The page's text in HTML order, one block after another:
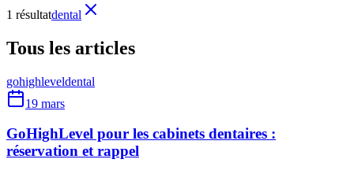
1 résultatdental
Tous les articles
gohighleveldental
19 mars
GoHighLevel pour les cabinets dentaires :
réservation et rappel